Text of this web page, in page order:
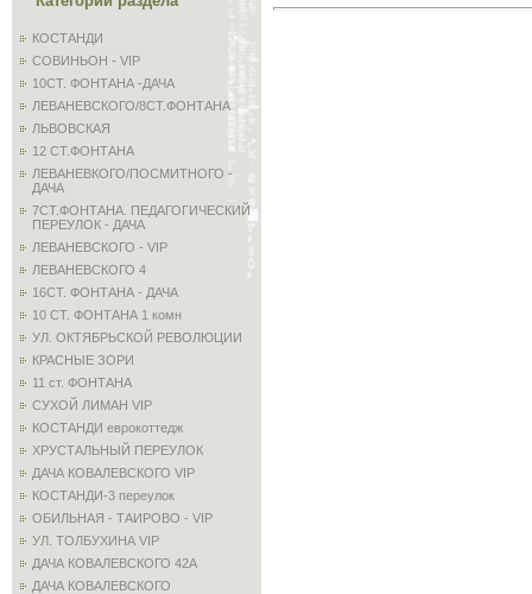
КОСТАНДИ
СОВИНЬОН - VIP
10СТ. ФОНТАНА -ДАЧА
ЛЕВАНЕВСКОГО/8СТ.ФОНТАНА
ЛЬВОВСКАЯ
12 СТ.ФОНТАНА
ЛЕВАНЕВКОГО/ПОСМИТНОГО -
ДАЧА
7СТ.ФОНТАНА. ПЕДАГОГИЧЕСКИЙ
ПЕРЕУЛОК - ДАЧА
ЛЕВАНЕВСКОГО - VIP
ЛЕВАНЕВСКОГО 4
16СТ. ФОНТАНА - ДАЧА
10 СТ. ФОНТАНА 1 комн
УЛ. ОКТЯБРЬСКОЙ РЕВОЛЮЦИИ
КРАСНЫЕ ЗОРИ
11 ст. ФОНТАНА
СУХОЙ ЛИМАН VIP
КОСТАНДИ еврокоттедж
ХРУСТАЛЬНЫЙ ПЕРЕУЛОК
ДАЧА КОВАЛЕВСКОГО VIP
КОСТАНДИ-3 переулок
ОБИЛЬНАЯ - ТАИРОВО - VIP
УЛ. ТОЛБУХИНА VIP
ДАЧА КОВАЛЕВСКОГО 42А
ДАЧА КОВАЛЕВСКОГО